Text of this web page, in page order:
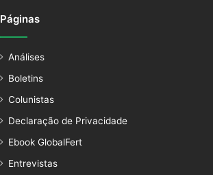
Páginas
Análises
Boletins
Colunistas
Declaração de Privacidade
Ebook GlobalFert
Entrevistas